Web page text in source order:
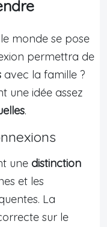
monde se pose
permettra de
avec la famille ?
une idée assez
.
une distinction
et les
La
sur le